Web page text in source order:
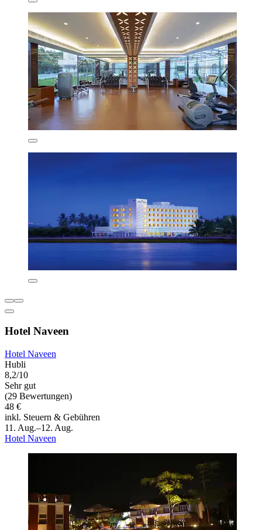
Hotel Naveen
Hotel Naveen
Hubli
8,2/10
Sehr gut
(29 Bewertungen)
48 €
inkl. Steuern & Gebühren
11. Aug.–12. Aug.
Hotel Naveen